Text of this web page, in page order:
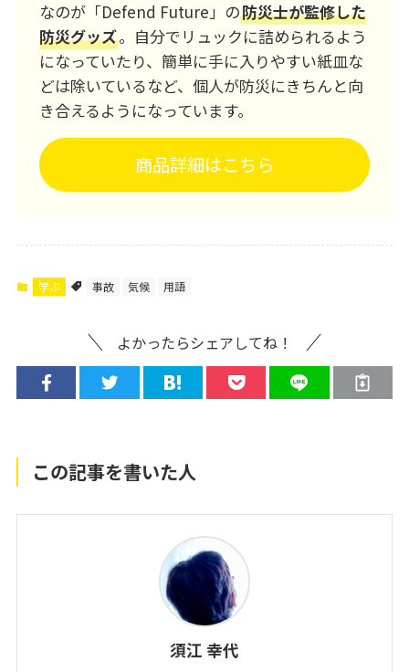
なのが「Defend Future」の防災士が監修した
防災グッズ。自分でリュックに詰められるよう
になっていたり、簡単に手に入りやすい紙皿な
どは除いているなど、個人が防災にきちんと向
き合えるようになっています。
商品詳細はこちら
学ぶ 事故 気候 用語
よかったらシェアしてね！
この記事を書いた人
須江 幸代